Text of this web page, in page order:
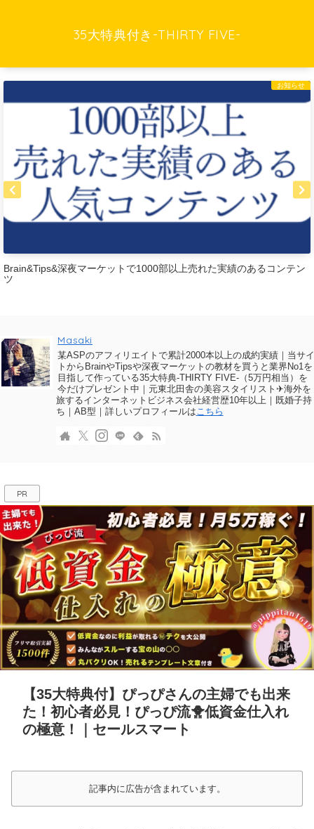
35大特典付き-THIRTY FIVE-
お知らせ
Brain&Tips&深夜マーケットで1000部以上売れた実績のあるコンテン
ツ
Masaki
某ASPのアフィリエイトで累計2000本以上の成約実績｜当サ
トからBrainやTipsや深夜マーケットの教材を買うと業界No1を
目指して作っている35大特典-THIRTY FIVE-（5万円相当）を
今だけプレゼント中｜元東北田舎の美容スタイリスト✈海外を
旅するインターネットビジネス会社経営歴10年以上｜既婚子持
ち｜AB型｜詳しいプロフィールはこちら
PR
【35大特典付】ぴっぴさんの主婦でも出来
た！初心者必見！ぴっぴ流🐥低資金仕入れ
の極意！｜セールスマート
記事内に広告が含まれています。